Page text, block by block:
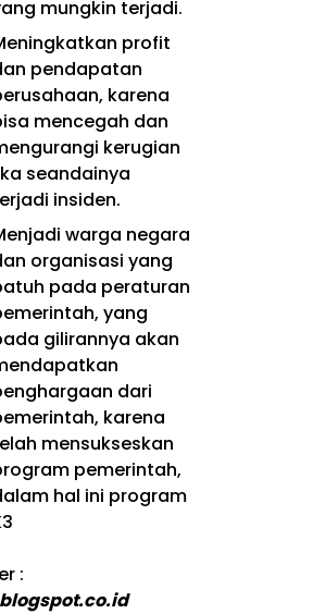
mungkin terjadi.
profit
pendapatan
karena
mencegah dan
kerugian
seandainya
insiden.
warga negara
organisasi yang
pada peraturan
yang
gilirannya akan
dari
karena
mensukseskan
pemerintah,
hal ini program
: